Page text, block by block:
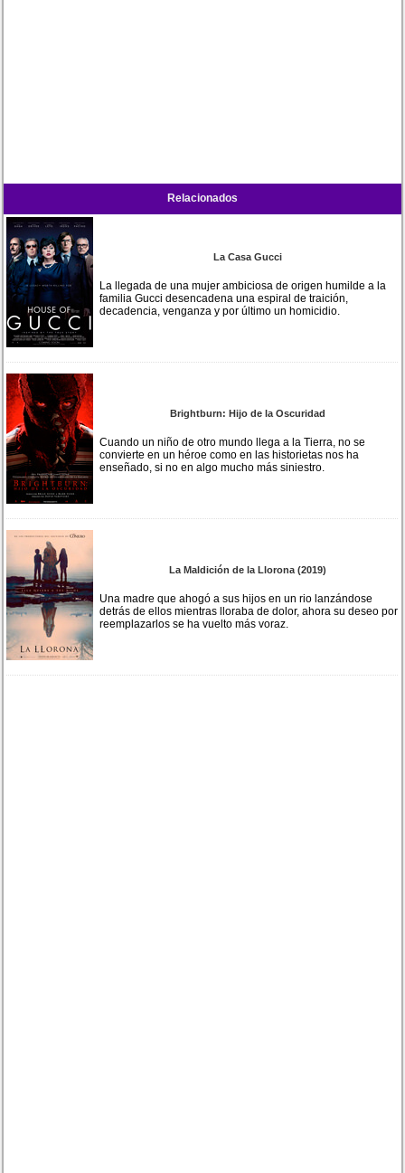
Relacionados
La Casa Gucci
La llegada de una mujer ambiciosa de origen humilde a la
familia Gucci desencadena una espiral de traición,
decadencia, venganza y por último un homicidio.
Brightburn: Hijo de la Oscuridad
Cuando un niño de otro mundo llega a la Tierra, no se
convierte en un héroe como en las historietas nos ha
enseñado, si no en algo mucho más siniestro.
La Maldición de la Llorona (2019)
Una madre que ahogó a sus hijos en un rio lanzándose
detrás de ellos mientras lloraba de dolor, ahora su deseo por
reemplazarlos se ha vuelto más voraz.